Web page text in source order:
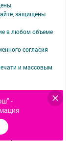
-
защищены
в любом объеме
согласия
и массовым
73780 от 28
надзору в сфере